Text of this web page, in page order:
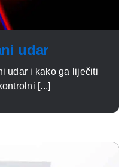
udar
udar i kako ga liječiti
[...]